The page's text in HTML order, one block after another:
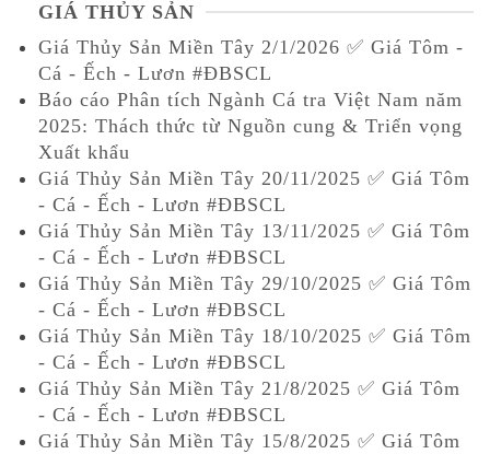
GIÁ THỦY SẢN
Giá Thủy Sản Miền Tây 2/1/2026 ✅ Giá Tôm -
Cá - Ếch - Lươn #ĐBSCL
Báo cáo Phân tích Ngành Cá tra Việt Nam năm
2025: Thách thức từ Nguồn cung & Triển vọng
Xuất khẩu
Giá Thủy Sản Miền Tây 20/11/2025 ✅ Giá Tôm
- Cá - Ếch - Lươn #ĐBSCL
Giá Thủy Sản Miền Tây 13/11/2025 ✅ Giá Tôm
- Cá - Ếch - Lươn #ĐBSCL
Giá Thủy Sản Miền Tây 29/10/2025 ✅ Giá Tôm
- Cá - Ếch - Lươn #ĐBSCL
Giá Thủy Sản Miền Tây 18/10/2025 ✅ Giá Tôm
- Cá - Ếch - Lươn #ĐBSCL
Giá Thủy Sản Miền Tây 21/8/2025 ✅ Giá Tôm
- Cá - Ếch - Lươn #ĐBSCL
Giá Thủy Sản Miền Tây 15/8/2025 ✅ Giá Tôm